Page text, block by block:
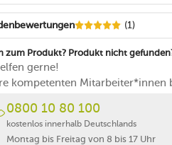
(1)
zum Produkt? Produkt nicht
gerne!
kompetenten Mitarbeiter*innen
0800 10 80 100
kostenlos innerhalb Deutschlands
Montag bis Freitag von 8 bis 17 Uhr